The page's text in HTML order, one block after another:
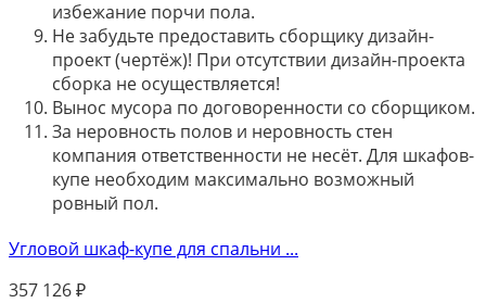
избежание порчи пола.
Не забудьте предоставить сборщику дизайн-
проект (чертёж)! При отсутствии дизайн-проекта
сборка не осуществляется!
Вынос мусора по договоренности со сборщиком.
За неровность полов и неровность стен
компания ответственности не несёт. Для шкафов-
купе необходим максимально возможный
ровный пол.
Угловой шкаф-купе для спальни ...
357 126₽